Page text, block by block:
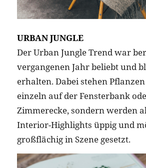
URBAN JUNGLE
Der Urban Jungle Trend war
vergangenen Jahr beliebt und
erhalten. Dabei stehen
einzeln auf der Fensterbank
Zimmerecke, sondern werden
Interior-Highlights üppig und
großflächig in Szene gesetzt.